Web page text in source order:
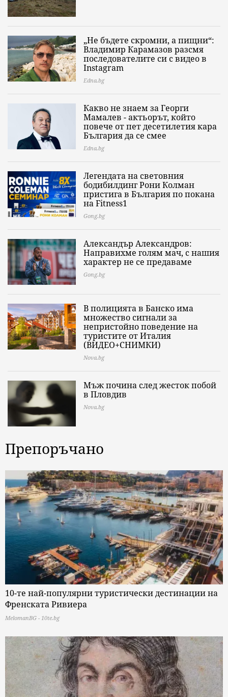
„Не бъдете скромни, а пищни“:
Владимир Карамазов разсмя
последователите си с видео в
Instagram
Edna.bg
Какво не знаем за Георги
Мамалев - актьорът, който
повече от пет десетилетия кара
България да се смее
Edna.bg
Легендата на световния
бодибилдинг Рони Колман
пристига в България по покана
на Fitness1
Gong.bg
Александър Александров:
Направихме голям мач, с нашия
характер не се предаваме
Gong.bg
В полицията в Банско има
множество сигнали за
непристойно поведение на
туристите от Италия
(ВИДЕО+СНИМКИ)
Nova.bg
Мъж почина след жесток побой
в Пловдив
Nova.bg
Препоръчано
10-те най-популярни туристически дестинации на
Френската Ривиера
MelomanBG - 10te.bg